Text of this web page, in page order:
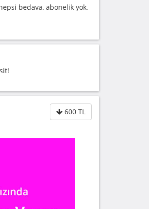
bedava, abonelik yok,
600 TL